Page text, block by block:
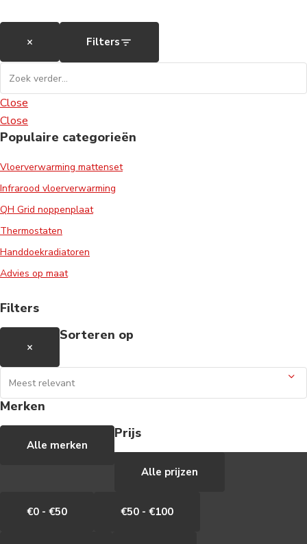
× Filters
Close
Close
Populaire categorieën
Vloerverwarming mattenset
Infrarood vloerverwarming
QH Grid noppenplaat
Thermostaten
Handdoekradiatoren
Advies op maat
Filters
×
Sorteren op
Merken
Alle merken
Prijs
Alle prijzen
€0 - €50 €50 - €100